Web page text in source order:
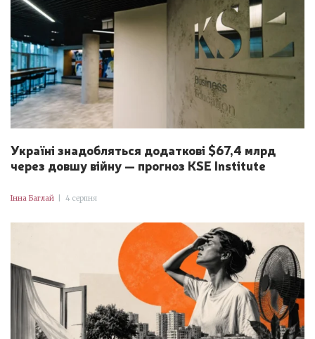
Україні знадобляться додаткові $67,4 млрд
через довшу війну — прогноз KSE Institute
Інна Баглай 4 серпня